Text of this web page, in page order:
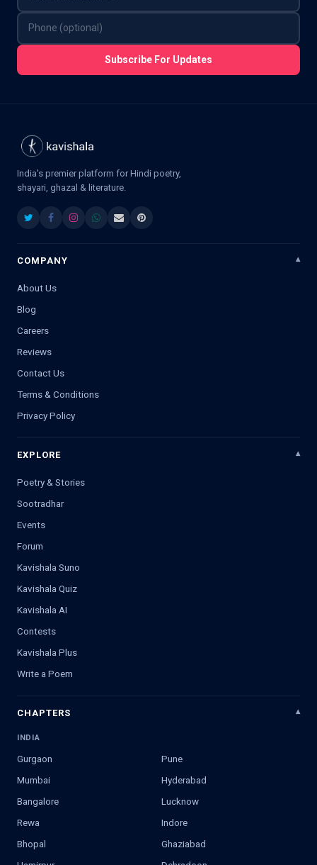
Subscribe For Updates
India's premier platform for Hindi poetry,
shayari, ghazal & literature.
COMPANY
About Us
Blog
Careers
Reviews
Contact Us
Terms & Conditions
Privacy Policy
EXPLORE
Poetry & Stories
Sootradhar
Events
Forum
Kavishala Suno
Kavishala Quiz
Kavishala AI
Contests
Kavishala Plus
Write a Poem
CHAPTERS
INDIA
Gurgaon
Pune
Mumbai
Hyderabad
Bangalore
Lucknow
Rewa
Indore
Bhopal
Ghaziabad